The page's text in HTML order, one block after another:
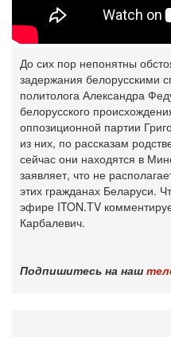
До сих пор непонятны
задержания белорусскими
политолога Александра
белорусского
оппозиционной партии
‎из них, по рассказам
сейчас они находятся в
заявляет, что не
этих гражданах Беларуси.
эфире ITON.TV
Карбалевич.
Подпишитесь на наш